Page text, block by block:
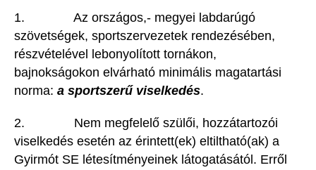
1. Az országos,- megyei labdarúgó
szövetségek, sportszervezetek rendezésében,
részvételével lebonyolított tornákon,
bajnokságokon elvárható minimális magatartási
norma: a sportszerű viselkedés.
2. Nem megfelelő szülői, hozzátartozói
viselkedés esetén az érintett(ek) eltiltható(ak) a
Gyirmót SE létesítményeinek látogatásától. Erről